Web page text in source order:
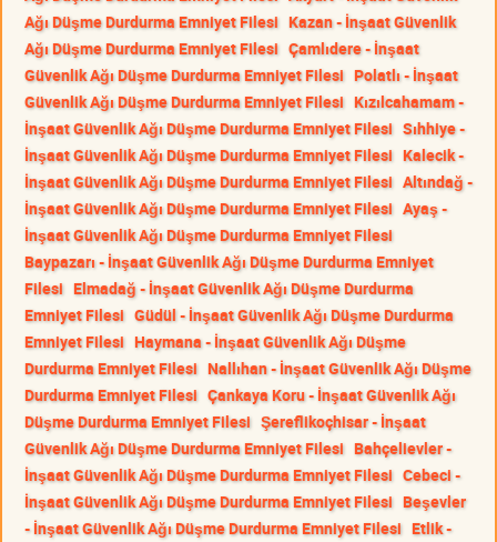
Ağı Düşme Durdurma Emniyet Filesi Kazan - İnşaat Güvenlik
Ağı Düşme Durdurma Emniyet Filesi Çamlıdere - İnşaat
Güvenlik Ağı Düşme Durdurma Emniyet Filesi Polatlı - İnşaat
Güvenlik Ağı Düşme Durdurma Emniyet Filesi Kızılcahamam -
İnşaat Güvenlik Ağı Düşme Durdurma Emniyet Filesi Sıhhiye -
İnşaat Güvenlik Ağı Düşme Durdurma Emniyet Filesi Kalecik -
İnşaat Güvenlik Ağı Düşme Durdurma Emniyet Filesi Altındağ -
İnşaat Güvenlik Ağı Düşme Durdurma Emniyet Filesi Ayaş -
İnşaat Güvenlik Ağı Düşme Durdurma Emniyet Filesi
Baypazarı - İnşaat Güvenlik Ağı Düşme Durdurma Emniyet
Filesi Elmadağ - İnşaat Güvenlik Ağı Düşme Durdurma
Emniyet Filesi Güdül - İnşaat Güvenlik Ağı Düşme Durdurma
Emniyet Filesi Haymana - İnşaat Güvenlik Ağı Düşme
Durdurma Emniyet Filesi Nallıhan - İnşaat Güvenlik Ağı Düşme
Durdurma Emniyet Filesi Çankaya Koru - İnşaat Güvenlik Ağı
Düşme Durdurma Emniyet Filesi Şereflikoçhisar - İnşaat
Güvenlik Ağı Düşme Durdurma Emniyet Filesi Bahçelievler -
İnşaat Güvenlik Ağı Düşme Durdurma Emniyet Filesi Cebeci -
İnşaat Güvenlik Ağı Düşme Durdurma Emniyet Filesi Beşevler
- İnşaat Güvenlik Ağı Düşme Durdurma Emniyet Filesi Etlik -